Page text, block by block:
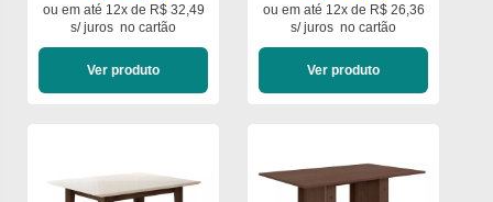
ou ematé 12x de R$ 32,49
s/ juros no cartão
Ver produto
ou ematé 12x de R$ 26,36
s/ juros no cartão
Ver produto